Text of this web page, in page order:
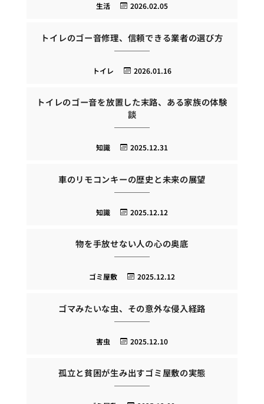
2026.02.05
生活
トイレのゴー音修理、信頼できる業者の選び方
2026.01.16
トイレ
トイレのゴー音を放置した末路、ある家族の体験
談
2025.12.31
知識
車のリモコンキーの歴史と未来の展望
2025.12.12
知識
物を手放せない人の心の奥底
2025.12.12
ゴミ屋敷
ゴマみたいな虫、その意外な侵入経路
2025.12.10
害虫
孤立と貧困が生み出すゴミ屋敷の実態